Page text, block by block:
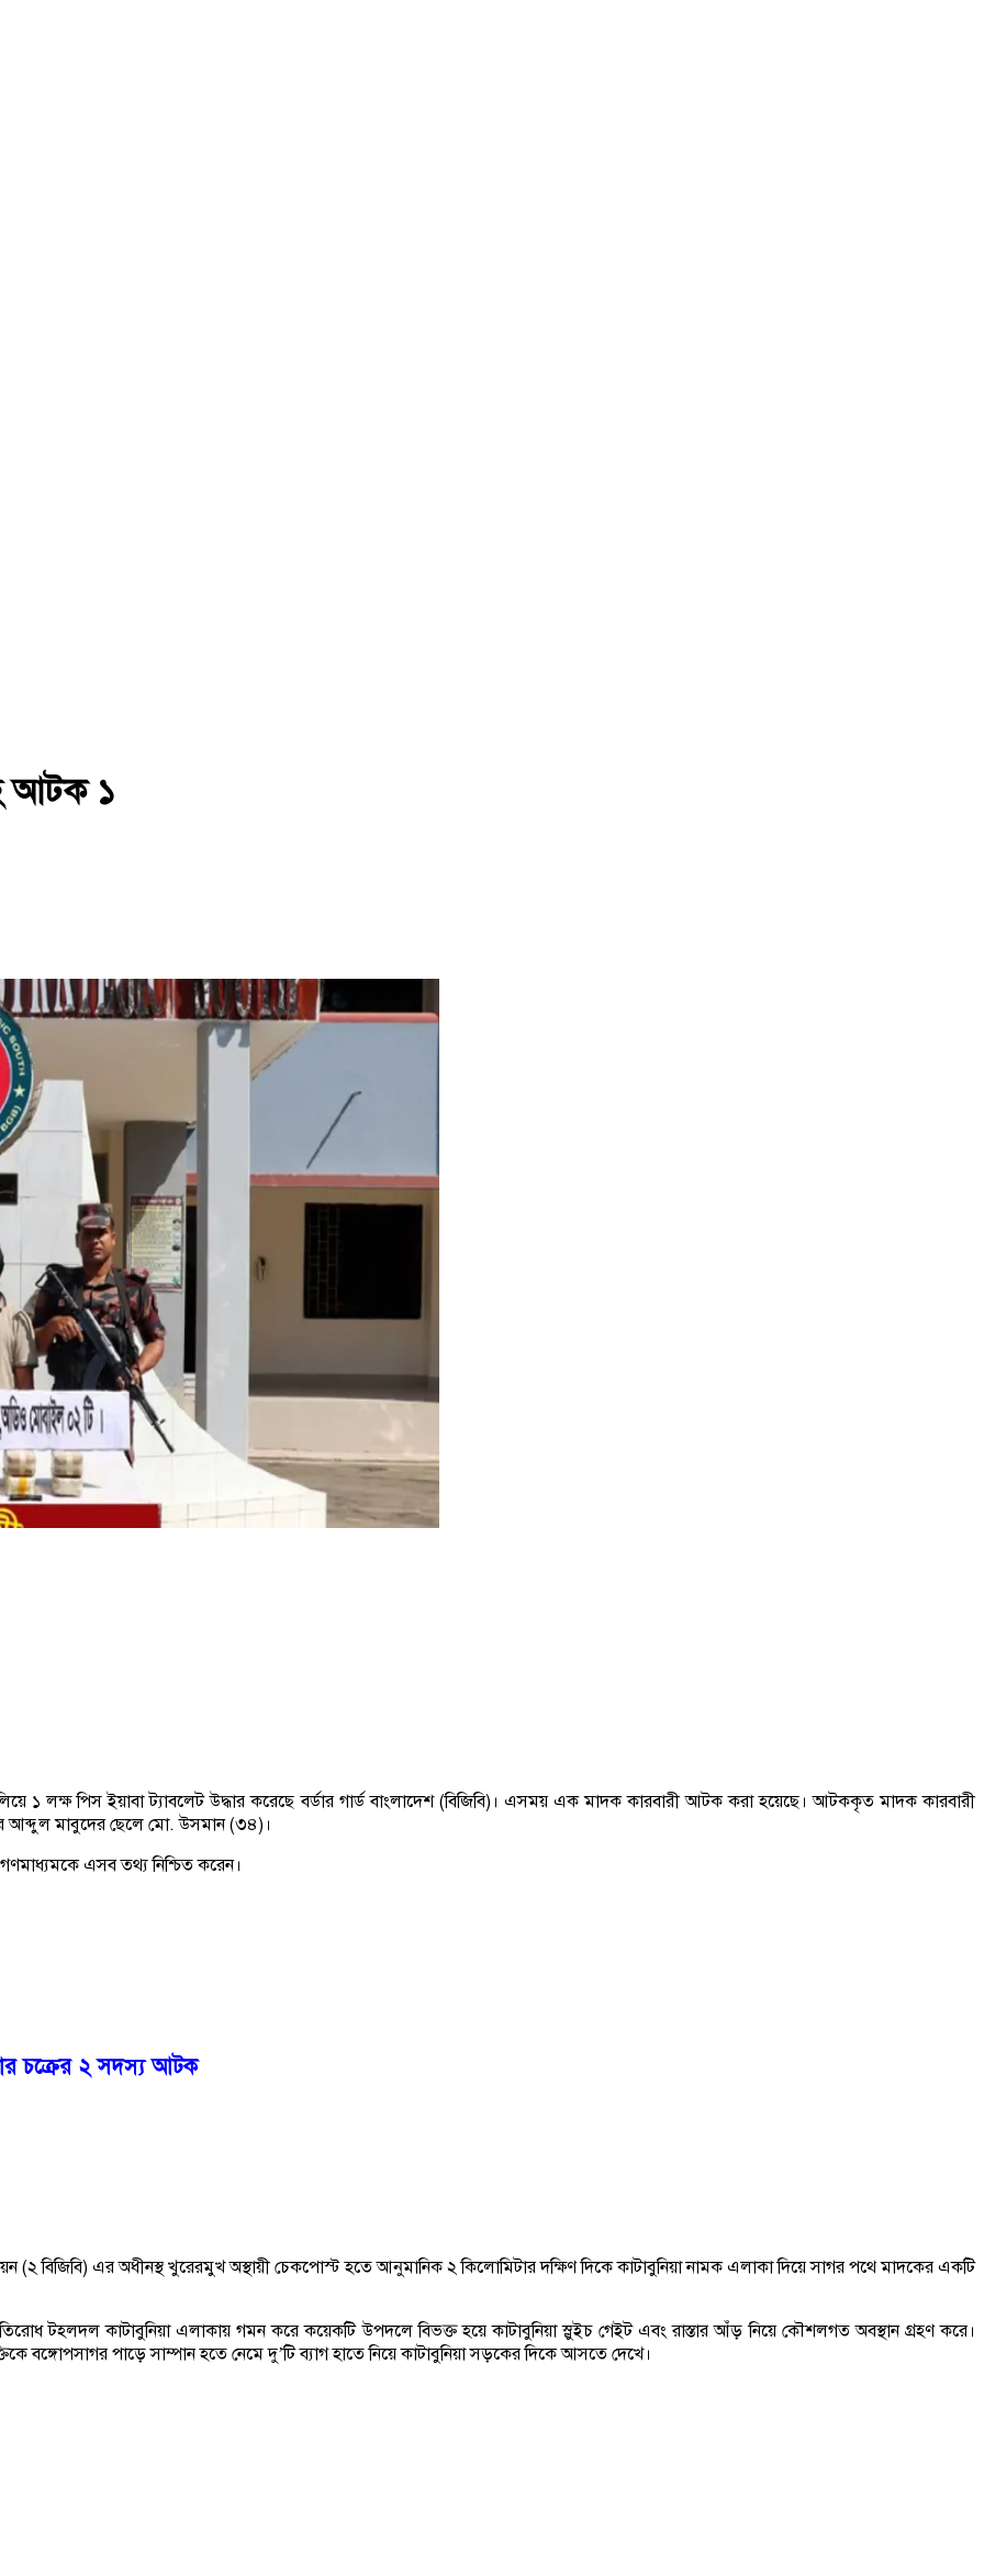
আটক ১
১ লক্ষ পিস ইয়াবা ট্যাবলেট উদ্ধার করেছে বর্ডার গার্ড বাংলাদেশ (বিজিবি)। এসময় এক মাদক কারবারী আটক করা হয়েছে। আটককৃত মাদক কারবারী
আব্দুল মাবুদের ছেলে মো. উসমান (৩৪)।
এসব তথ্য নিশ্চিত করেন।
চক্রের ২ সদস্য আটক
(২ বিজিবি) এর অধীনস্থ খুরেরমুখ অস্থায়ী চেকপোস্ট হতে আনুমানিক ২ কিলোমিটার দক্ষিণ দিকে কাটাবুনিয়া নামক এলাকা দিয়ে সাগর পথে মাদকের একটি
টহলদল কাটাবুনিয়া এলাকায় গমন করে কয়েকটি উপদলে বিভক্ত হয়ে কাটাবুনিয়া স্লুইচ গেইট এবং রাস্তার আঁড় নিয়ে কৌশলগত অবস্থান গ্রহণ করে।
বঙ্গোপসাগর পাড়ে সাম্পান হতে নেমে দু’টি ব্যাগ হাতে নিয়ে কাটাবুনিয়া সড়কের দিকে আসতে দেখে।